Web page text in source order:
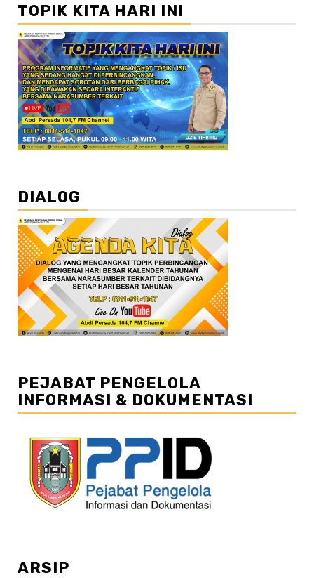
TOPIK KITA HARI INI
DIALOG
PEJABAT PENGELOLA
INFORMASI & DOKUMENTASI
ARSIP